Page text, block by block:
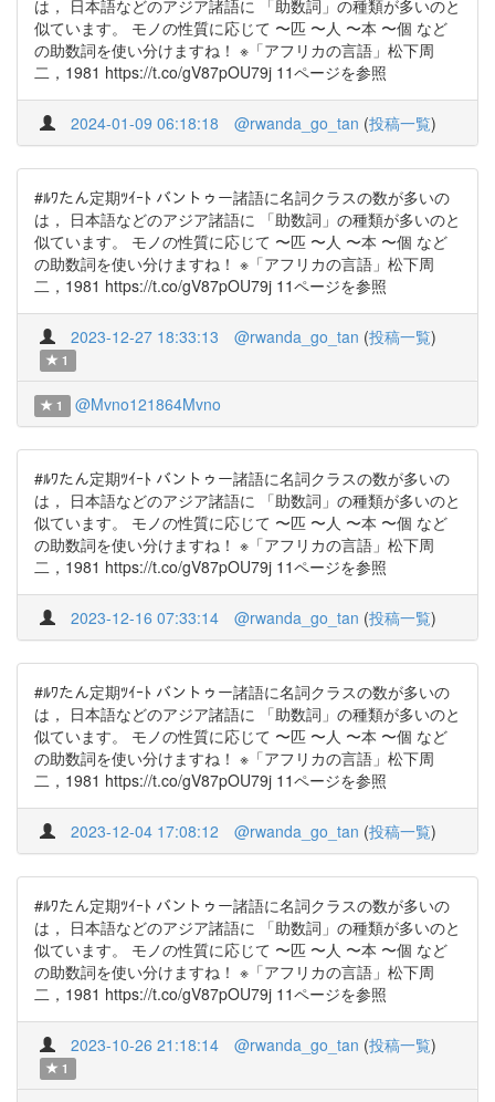
は， 日本語などのアジア諸語に 「助数詞」の種類が多いのと
似ています。 モノの性質に応じて 〜匹 〜人 〜本 〜個 など
の助数詞を使い分けますね！ ※「アフリカの言語」松下周
二，1981 https://t.co/gV87pOU79j 11ページを参照
2024-01-09 06:18:18 @rwanda_go_tan (投稿一覧)
#ﾙﾜたん定期ﾂｲｰﾄ バントゥー諸語に名詞クラスの数が多いの
は， 日本語などのアジア諸語に 「助数詞」の種類が多いのと
似ています。 モノの性質に応じて 〜匹 〜人 〜本 〜個 など
の助数詞を使い分けますね！ ※「アフリカの言語」松下周
二，1981 https://t.co/gV87pOU79j 11ページを参照
2023-12-27 18:33:13 @rwanda_go_tan (投稿一覧)
1
1 @Mvno121864Mvno
#ﾙﾜたん定期ﾂｲｰﾄ バントゥー諸語に名詞クラスの数が多いの
は， 日本語などのアジア諸語に 「助数詞」の種類が多いのと
似ています。 モノの性質に応じて 〜匹 〜人 〜本 〜個 など
の助数詞を使い分けますね！ ※「アフリカの言語」松下周
二，1981 https://t.co/gV87pOU79j 11ページを参照
2023-12-16 07:33:14 @rwanda_go_tan (投稿一覧)
#ﾙﾜたん定期ﾂｲｰﾄ バントゥー諸語に名詞クラスの数が多いの
は， 日本語などのアジア諸語に 「助数詞」の種類が多いのと
似ています。 モノの性質に応じて 〜匹 〜人 〜本 〜個 など
の助数詞を使い分けますね！ ※「アフリカの言語」松下周
二，1981 https://t.co/gV87pOU79j 11ページを参照
2023-12-04 17:08:12 @rwanda_go_tan (投稿一覧)
#ﾙﾜたん定期ﾂｲｰﾄ バントゥー諸語に名詞クラスの数が多いの
は， 日本語などのアジア諸語に 「助数詞」の種類が多いのと
似ています。 モノの性質に応じて 〜匹 〜人 〜本 〜個 など
の助数詞を使い分けますね！ ※「アフリカの言語」松下周
二，1981 https://t.co/gV87pOU79j 11ページを参照
2023-10-26 21:18:14 @rwanda_go_tan (投稿一覧)
1